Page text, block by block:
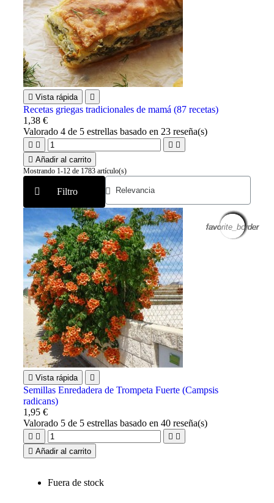
 Vista rápida 
Recetas griegas tradicionales de mamá (87 recetas)
1,38 €
Valorado4 de 5 estrellas basado en 23 reseña(s)
   
 Añadir al carrito
Filtro
Mostrando 1-12 de 1783 artículo(s)
favorite_border
 Vista rápida 
Semillas Enredadera de Trompeta Fuerte (Campsis
radicans)
1,95 €
Valorado 5 de 5 estrellas basado en40 reseña(s)
   
 Añadir al carrito
Fuera de stock
favorite_border
favorite_border
favorite_border
favorite_border
favorite_border
favorite_border
favorite_border
favorite_border
favorite_border
favorite_border
favorite_border